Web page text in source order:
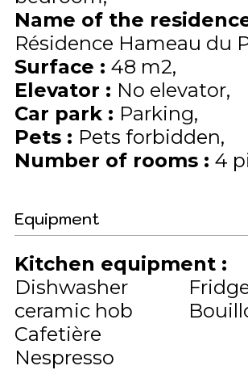
Name of the
Résidence Hameau du
Surface : 48 m2
Elevator : No elevator
Car park : Parking
Pets : Pets forbidden
Number of rooms : 4
Equipment
Kitchen equipment :
Dishwasher
ceramic hob
Cafetière
Nespresso